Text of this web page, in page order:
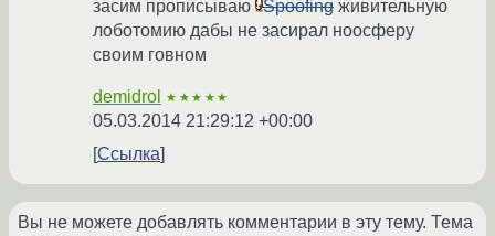
засим прописываю Spoofing живительную
лоботомию дабы не засирал ноосферу
своим говном
demidrol ★★★★★
05.03.2014 21:29:12 +00:00
Ссылка
Вы не можете добавлять комментарии в эту тему. Тема